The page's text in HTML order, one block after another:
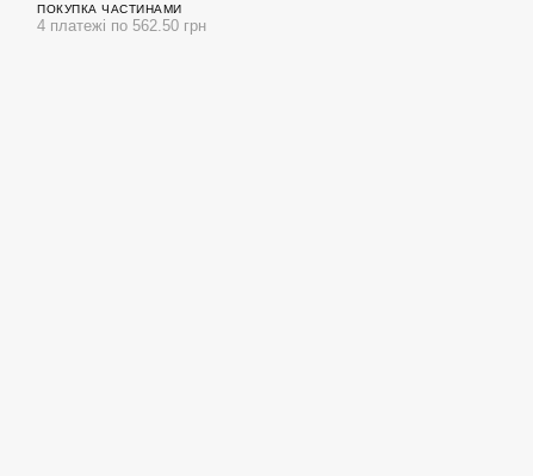
ПОКУПКА ЧАСТИНАМИ
4 платежі по 562.50 грн